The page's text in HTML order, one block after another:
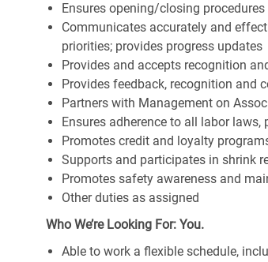
Ensures opening/closing
Communicates accurately and
priorities; provides progress updates
Provides and accepts recognition
Provides feedback, recognition and
Partners with Management on
Ensures adherence to all labor laws,
Promotes credit and loyalty
Supports and participates in shrink
Promotes safety awareness and
Other duties as assigned
Who We’re Looking For: You.
Able to work a flexible schedule,